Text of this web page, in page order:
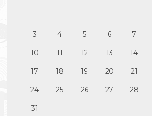
3 4 5 6 7
10 11 12 13 14
17 18 19 20 21
24 25 26 27 28
31